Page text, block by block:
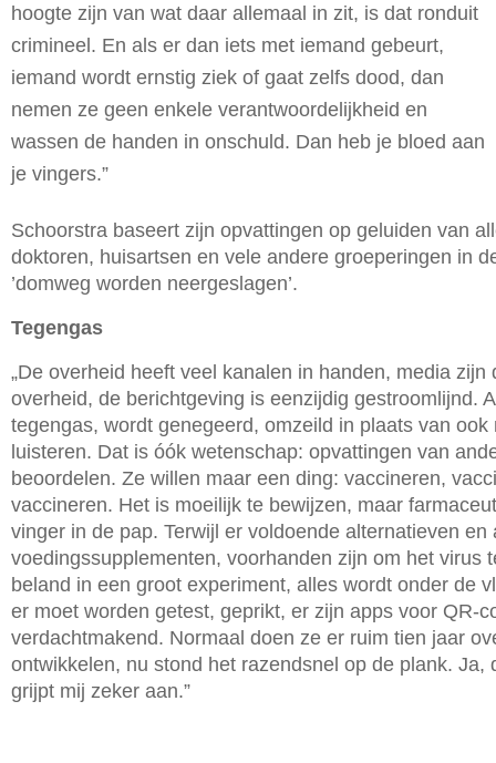
hoogte zijn van wat daar allemaal in zit, is dat ronduit
crimineel. En als er dan iets met iemand gebeurt,
iemand wordt ernstig ziek of gaat zelfs dood, dan
nemen ze geen enkele verantwoordelijkheid en
wassen de handen in onschuld. Dan heb je bloed aan
je vingers.”
Schoorstra baseert zijn opvattingen op geluiden van
doktoren, huisartsen en vele andere groeperingen in
’domweg worden neergeslagen’.
Tegengas
„De overheid heeft veel kanalen in handen, media zijn
overheid, de berichtgeving is eenzijdig gestroomlijnd.
tegengas, wordt genegeerd, omzeild in plaats van
luisteren. Dat is óók wetenschap: opvattingen van
beoordelen. Ze willen maar een ding: vaccineren,
vaccineren. Het is moeilijk te bewijzen, maar
vinger in de pap. Terwijl er voldoende alternatieven
voedingssupplementen, voorhanden zijn om het virus
beland in een groot experiment, alles wordt onder de
er moet worden getest, geprikt, er zijn apps voor QR-
verdachtmakend. Normaal doen ze er ruim tien jaar
ontwikkelen, nu stond het razendsnel op de plank. Ja,
grijpt mij zeker aan.”